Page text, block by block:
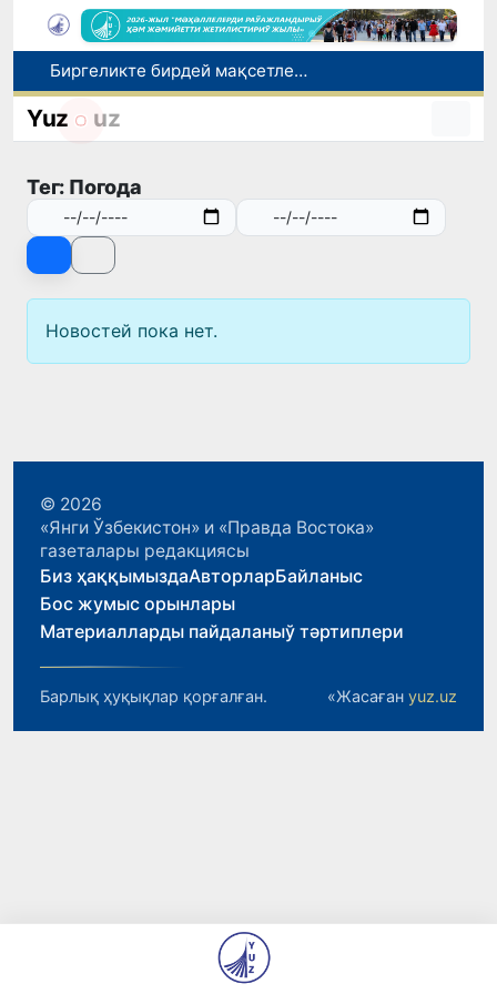
Биргеликте бирдей мақсетлер жолында ...
Наманганда Европа стандартлары тийкарында оқытылатуғын халықаралық кепсерлеў мектеби ашылады
Социаллық белсенди, интакер ҳәм бәсекиге шыдамлы: заманагөй педагоглық өлшемлери
Yuz uz
Тег: Погода
Новостей пока нет.
© 2026
«Янги Ўзбекистон» и «Правда Востока»
газеталары редакциясы
Биз ҳаққымыздаАвторларБайланыс
Бос жумыс орынлары
Материалларды пайдаланыў тәртиплери
Барлық ҳуқықлар қорғалған. «Жасаған yuz.uz